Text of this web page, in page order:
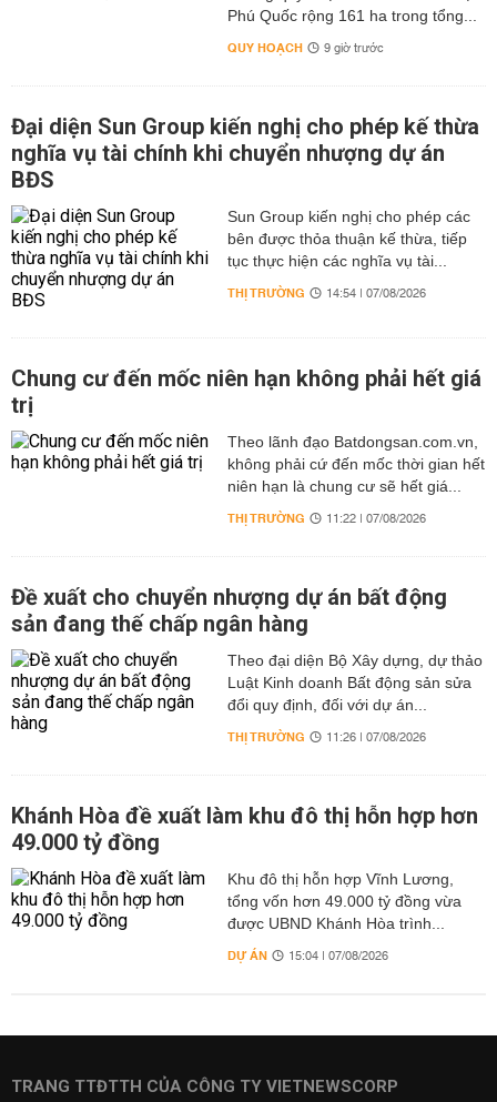
Phú Quốc rộng 161 ha trong tổng...
QUY HOẠCH 9 giờ trước
Đại diện Sun Group kiến nghị cho phép kế thừa
nghĩa vụ tài chính khi chuyển nhượng dự án
BĐS
Sun Group kiến nghị cho phép các
bên được thỏa thuận kế thừa, tiếp
tục thực hiện các nghĩa vụ tài...
THỊ TRƯỜNG 14:54 | 07/08/2026
Chung cư đến mốc niên hạn không phải hết giá
trị
Theo lãnh đạo Batdongsan.com.vn,
không phải cứ đến mốc thời gian hết
niên hạn là chung cư sẽ hết giá...
THỊ TRƯỜNG 11:22 | 07/08/2026
Đề xuất cho chuyển nhượng dự án bất động
sản đang thế chấp ngân hàng
Theo đại diện Bộ Xây dựng, dự thảo
Luật Kinh doanh Bất động sản sửa
đổi quy định, đối với dự án...
THỊ TRƯỜNG 11:26 | 07/08/2026
Khánh Hòa đề xuất làm khu đô thị hỗn hợp hơn
49.000 tỷ đồng
Khu đô thị hỗn hợp Vĩnh Lương,
tổng vốn hơn 49.000 tỷ đồng vừa
được UBND Khánh Hòa trình...
DỰ ÁN 15:04 | 07/08/2026
TRANG TTĐTTH CỦA CÔNG TY VIETNEWSCORP